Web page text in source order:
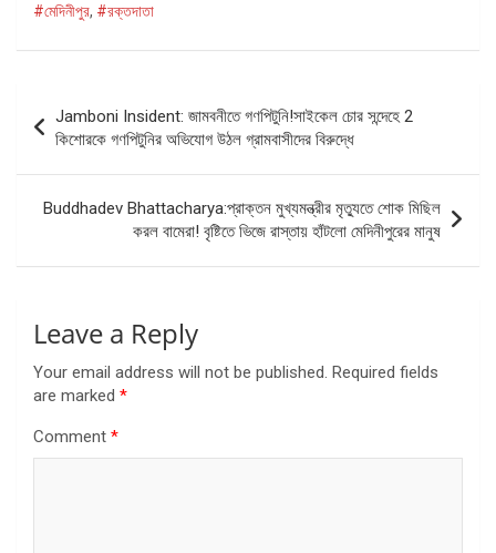
#মেদিনীপুর, #রক্তদাতা
navigation
Jamboni Insident: জামবনীতে গণপিটুনি!সাইকেল চোর সন্দেহে 2
কিশোরকে গণপিটুনির অভিযোগ উঠল গ্রামবাসীদের বিরুদ্ধে
Buddhadev Bhattacharya:প্রাক্তন মুখ্যমন্ত্রীর মৃত্যুতে শোক মিছিল
করল বামেরা! বৃষ্টিতে ভিজে রাস্তায় হাঁটলো মেদিনীপুরের মানুষ
Leave a Reply
Your email address will not be published. Required fields
are marked *
Comment *